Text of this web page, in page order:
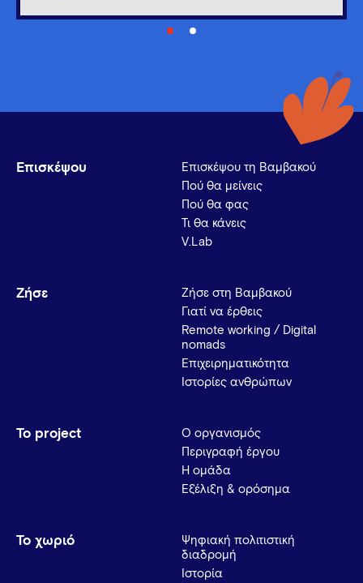
Επισκέψου
Επισκέψου τη Βαμβακού
Πού θα μείνεις
Πού θα φας
Τι θα κάνεις
V.Lab
Ζήσε
Ζήσε στη Βαμβακού
Γιατί να έρθεις
Remote working / Digital
nomads
Επιχειρηματικότητα
Ιστορίες ανθρώπων
Το project
Ο οργανισμός
Περιγραφή έργου
Η ομάδα
Εξέλιξη & ορόσημα
Το χωριό
Ψηφιακή πολιτιστική
διαδρομή
Ιστορία